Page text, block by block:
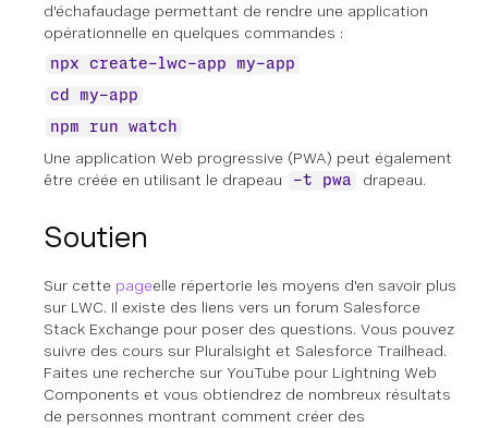
d'échafaudage permettant de rendre une application
opérationnelle en quelques commandes :
npx create-lwc-app my-app
cd my-app
npm run watch
Une application Web progressive (PWA) peut également
être créée en utilisant le drapeau
-t pwa drapeau.
Soutien
Sur cette pageelle répertorie les moyens d'en savoir plus
sur LWC. Il existe des liens vers un forum Salesforce
Stack Exchange pour poser des questions. Vous pouvez
suivre des cours sur Pluralsight et Salesforce Trailhead.
Faites une recherche sur YouTube pour Lightning Web
Components et vous obtiendrez de nombreux résultats
de personnes montrant comment créer des